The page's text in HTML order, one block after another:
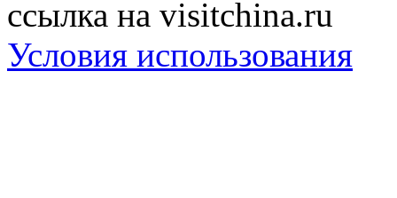
ссылка на visitchina.ru
Условия использования